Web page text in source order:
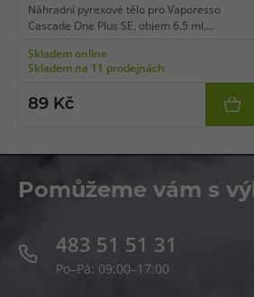
Náhradní pyrexové tělo pro Vaporesso
Cascade One Plus SE, objem 6,5 ml,
Skladem online
Skladem na 11 prodejnách
89 Kč
Pomůžeme vám s
483 51 51 31
Po–Pá: 09:00–17:00